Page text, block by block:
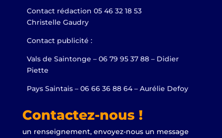
Contact rédaction 05 46 32 18 53
Christelle Gaudry
Contact publicité :
Vals de Saintonge – 06 79 95 37 88 – Didier
Piette
Pays Saintais – 06 66 36 88 64 – Aurélie Defoy
Contactez-nous !
un renseignement, envoyez-nous un message